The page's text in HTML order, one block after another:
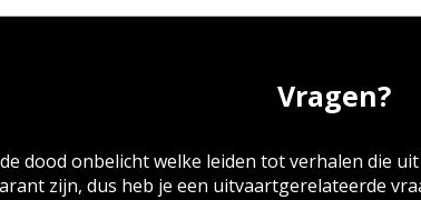
Kosten
Vragen?
dood onbelicht welke leiden tot verhalen die
zijn, dus heb je een uitvaartgerelateerde